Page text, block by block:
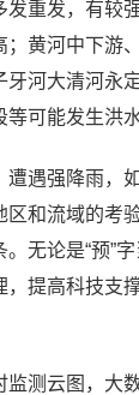
发重发，有较
；黄河中下游
牙河大清河永
可能发生洪水
遭遇强降雨，
区和流域的考
无论是“预”
，提高科技支
监测云图，大